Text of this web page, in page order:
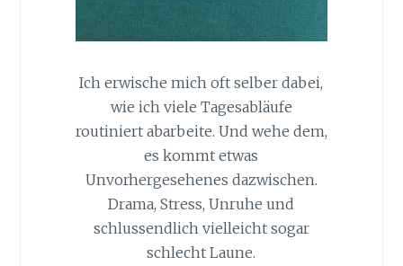
Ich erwische mich oft selber dabei,
wie ich viele Tagesabläufe
routiniert abarbeite. Und wehe dem,
es kommt etwas
Unvorhergesehenes dazwischen.
Drama, Stress, Unruhe und
schlussendlich vielleicht sogar
schlecht Laune.